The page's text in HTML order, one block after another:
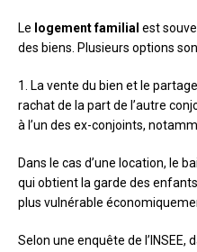
Le logement familial est
des biens. Plusieurs options
1. La vente du bien et le
rachat de la part de l’autre
à l’un des ex-conjoints,
Dans le cas d’une location, le
qui obtient la garde des
plus vulnérable
Selon une enquête de l’INSEE,